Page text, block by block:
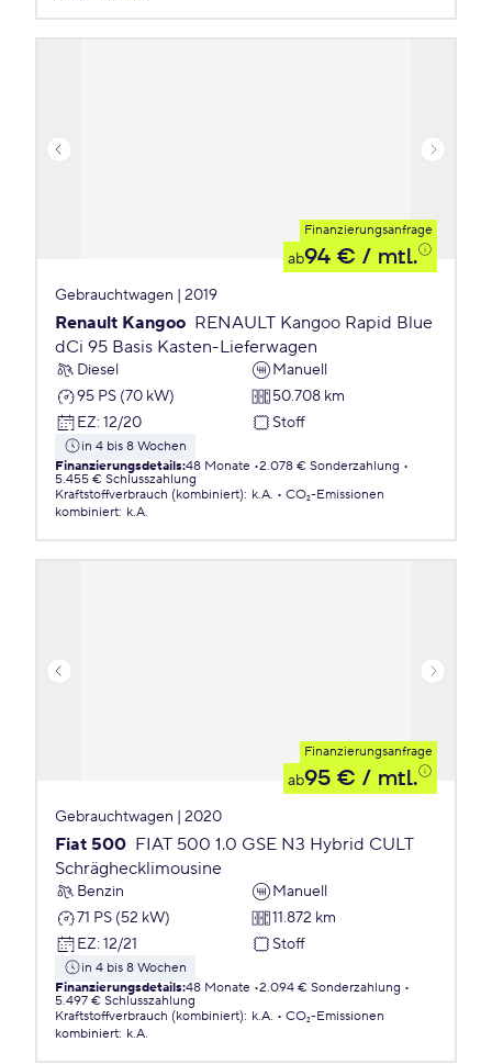
Finanzierungsanfrage
ab94 € / mtl.
Gebrauchtwagen | 2019
Renault Kangoo RENAULT Kangoo Rapid Blue
dCi 95 Basis Kasten-Lieferwagen
Diesel
Manuell
95 PS (70 kW)
50.708 km
EZ: 12/20 Stoff
in 4 bis 8 Wochen
Finanzierungsdetails:48 Monate 2.078 € Sonderzahlung
5.455 € Schlusszahlung
Kraftstoffverbrauch (kombiniert): k.A.
CO₂-Emissionen
kombiniert: k.A.
Finanzierungsanfrage
ab95 € / mtl.
Gebrauchtwagen | 2020
Fiat 500 FIAT 500 1.0 GSE N3 Hybrid CULT
Schräghecklimousine
Benzin
Manuell
71 PS (52 kW)
11.872 km
EZ: 12/21 Stoff
in 4 bis 8 Wochen
Finanzierungsdetails:48 Monate 2.094 € Sonderzahlung
5.497 € Schlusszahlung
Kraftstoffverbrauch (kombiniert): k.A.
CO₂-Emissionen
kombiniert: k.A.